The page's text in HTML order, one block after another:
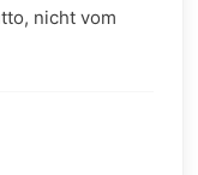
nicht vom